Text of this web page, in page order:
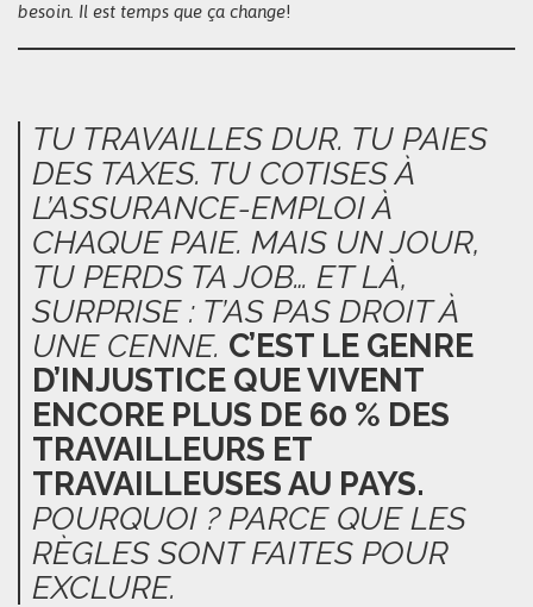
besoin. Il est temps que ça change!
TU TRAVAILLES DUR. TU PAIES
DES TAXES. TU COTISES À
L’ASSURANCE-EMPLOI À
CHAQUE PAIE. MAIS UN JOUR,
TU PERDS TA JOB… ET LÀ,
SURPRISE : T’AS PAS DROIT À
UNE CENNE. C’EST LE GENRE
D’INJUSTICE QUE VIVENT
ENCORE PLUS DE 60 % DES
TRAVAILLEURS ET
TRAVAILLEUSES AU PAYS.
POURQUOI ? PARCE QUE LES
RÈGLES SONT FAITES POUR
EXCLURE.